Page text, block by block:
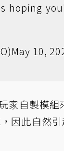
hoping
May 10,
家自製模
因此自然